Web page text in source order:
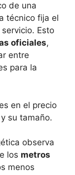
de una
técnico fija el
Esto
oficiales,
entre
para la
en el precio
su tamaño.
observa
los metros
menos